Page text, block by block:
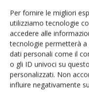
Per fornire le migliori
utilizziamo tecnologie
accedere alle
tecnologie permetterà
dati personali come il
o gli ID univoci su
personalizzati. Non
influire negativamente
L’ortofrutta
Ai
Andamento
2026